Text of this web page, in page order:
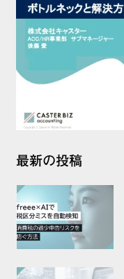
最新の投稿